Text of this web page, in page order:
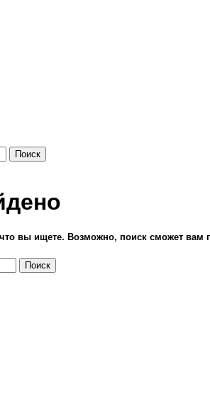
Поиск
вы ищете. Возможно, поиск сможет вам